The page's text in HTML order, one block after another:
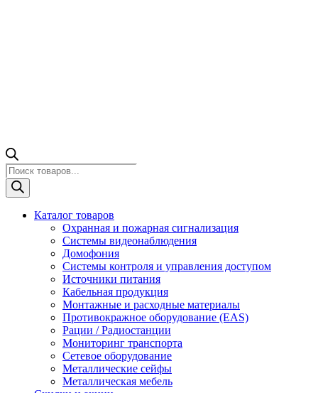
Поиск
товаров
Каталог товаров
Охранная и пожарная сигнализация
Системы видеонаблюдения
Домофония
Системы контроля и управления доступом
Источники питания
Кабельная продукция
Монтажные и расходные материалы
Противокражное оборудование (EAS)
Рации / Радиостанции
Мониторинг транспорта
Сетевое оборудование
Металлические сейфы
Металлическая мебель